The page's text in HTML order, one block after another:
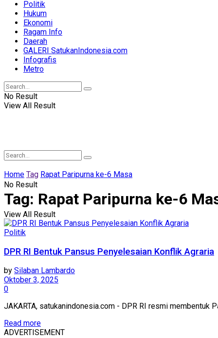
Politik
Hukum
Ekonomi
Ragam Info
Daerah
GALERI SatukanIndonesia.com
Infografis
Metro
No Result
View All Result
No Result
View All Result
Home Tag Rapat Paripurna ke-6 Masa
Tag: Rapat Paripurna ke-6
Politik
DPR RI Bentuk Pansus Penyelesaian Konflik Agraria
by Silaban Lambardo
Oktober 3, 2025
0
JAKARTA, satukanindonesia.com - DPR RI resmi membentuk
Read more
ADVERTISEMENT